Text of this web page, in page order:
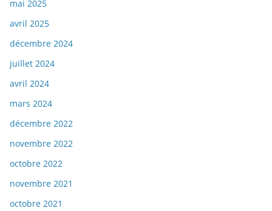
mai 2025
avril 2025
décembre 2024
juillet 2024
avril 2024
mars 2024
décembre 2022
novembre 2022
octobre 2022
novembre 2021
octobre 2021